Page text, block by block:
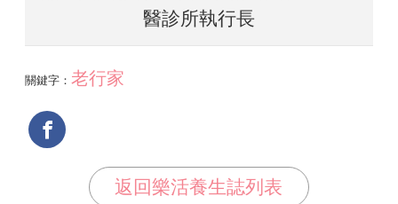
醫診所執行長
關鍵字： 老行家
返回樂活養生誌列表